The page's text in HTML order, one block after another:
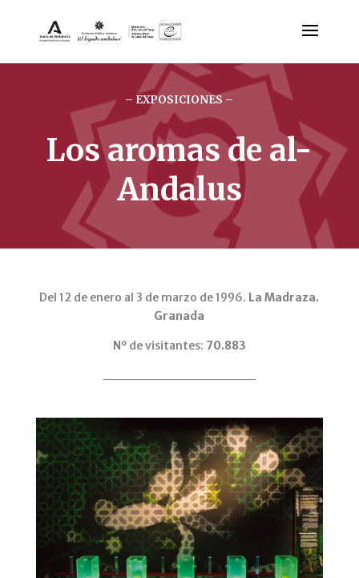
– EXPOSICIONES –
Los aromas de al-
Andalus
Del 12 de enero al 3 de marzo de 1996. La Madraza.
Granada
Nº de visitantes: 70.883